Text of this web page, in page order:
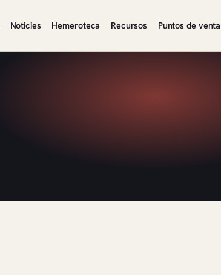
Noticies Hemeroteca Recursos Puntos de venta